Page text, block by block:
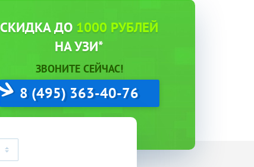
СКИДКА ДО 1000 РУБЛЕЙ
НА УЗИ*
ЗВОНИТЕ СЕЙЧАС!
8 (495) 363-40-76